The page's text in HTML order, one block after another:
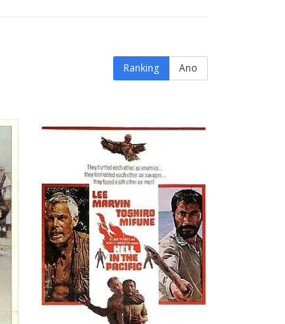
Ranking Ano